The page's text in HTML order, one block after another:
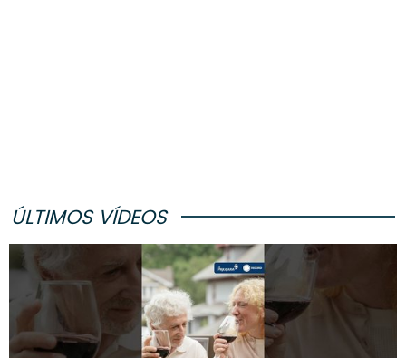
ÚLTIMOS VÍDEOS